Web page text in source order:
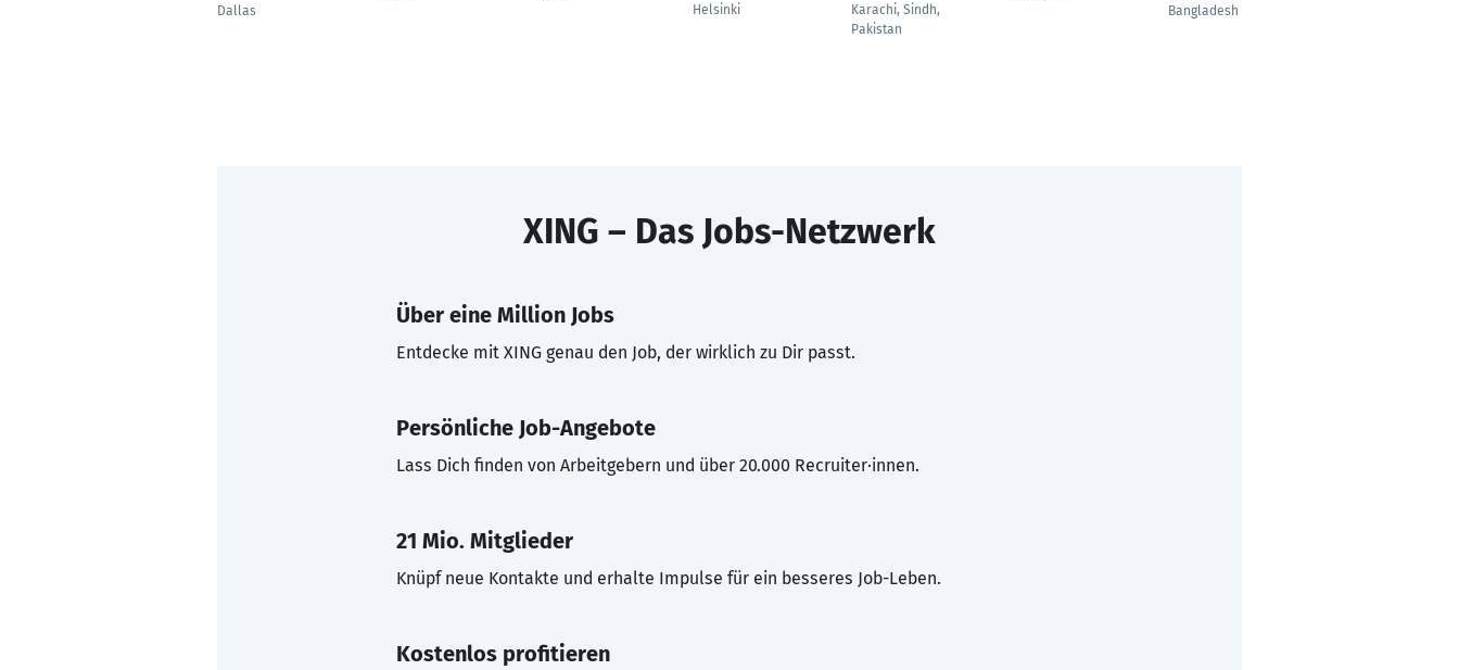
Dallas
Helsinki
Karachi, Sindh,
Pakistan
Bangladesh
XING – Das Jobs-Netzwerk
Über eine Million Jobs
Entdecke mit XING genau den Job, der wirklich zu Dir passt.
Persönliche Job-Angebote
Lass Dich finden von Arbeitgebern und über 20.000 Recruiter·innen.
21 Mio. Mitglieder
Knüpf neue Kontakte und erhalte Impulse für ein besseres Job-Leben.
Kostenlos profitieren